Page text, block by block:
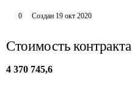
0 Создан 19 окт 2020
Стоимость контракта
4 370 745,6